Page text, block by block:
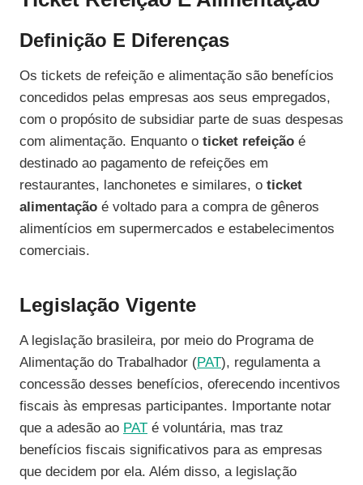
Definição E Diferenças
Os tickets de refeição e alimentação são benefícios
concedidos pelas empresas aos seus empregados,
com o propósito de subsidiar parte de suas despesas
com alimentação. Enquanto o ticket refeição é
destinado ao pagamento de refeições em
restaurantes, lanchonetes e similares, o ticket
alimentação é voltado para a compra de gêneros
alimentícios em supermercados e estabelecimentos
comerciais.
Legislação Vigente
A legislação brasileira, por meio do Programa de
Alimentação do Trabalhador (PAT), regulamenta a
concessão desses benefícios, oferecendo incentivos
fiscais às empresas participantes. Importante notar
que a adesão ao PAT é voluntária, mas traz
benefícios fiscais significativos para as empresas
que decidem por ela. Além disso, a legislação